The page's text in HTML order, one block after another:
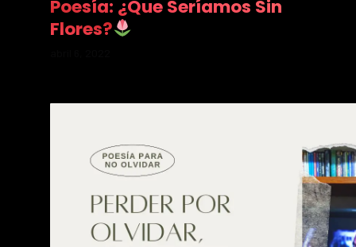
Poesía: ¿Que Seríamos Sin
Flores?